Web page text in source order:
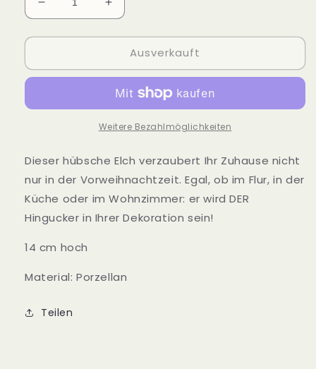
Verringere
die
Menge
Elch
Erhöhe
die
Menge
Elch
Ausverkauft
Weitere Bezahlmöglichkeiten
Dieser hübsche Elch verzaubert Ihr Zuhause nicht
nur in der Vorweihnachtzeit. Egal, ob im Flur, in der
Küche oder im Wohnzimmer: er wird DER
Hingucker in Ihrer Dekoration sein!
14 cm hoch
Material: Porzellan
Teilen